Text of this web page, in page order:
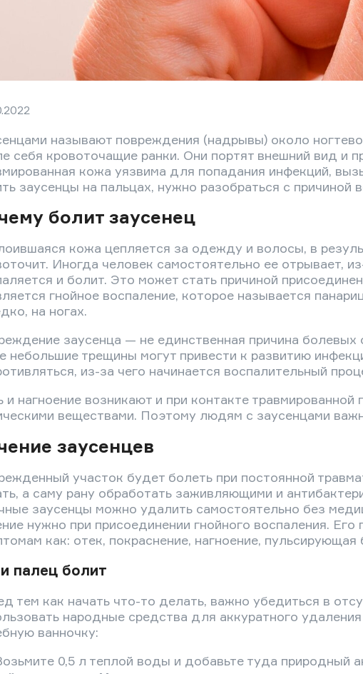
называют повреждения (надрывы) около
себя кровоточащие ранки. Они портят внешний вид и
кожа уязвима для попадания инфекций,
заусенцы на пальцах, нужно разобраться с причиной
болит заусенец
кожа цепляется за одежду и волосы, в
Иногда человек самостоятельно ее отрывает,
и болит. Это может стать причиной
гнойное воспаление, которое называется
на ногах.
заусенца — не единственная причина
небольшие трещины могут привести к развитию
из-за чего начинается воспалительный
и нагноение возникают и при контакте
веществами. Поэтому людям с заусенцами
заусенцев
участок будет болеть при постоянной
а саму рану обработать заживляющими и
заусенцы можно удалить самостоятельно без
нужно при присоединении гнойного воспаления.
как: отек, покраснение, нагноение, пульсирующая
палец болит
тем как начать что-то делать, важно убедиться в
народные средства для аккуратного
ванночку:
0,5 л теплой воды и добавьте туда природный